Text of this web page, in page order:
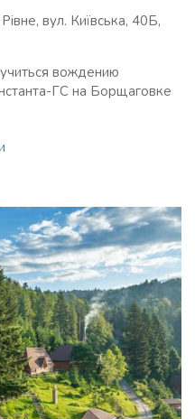
вул. Київська, 40Б,
вождению
ГС на Борщаговке